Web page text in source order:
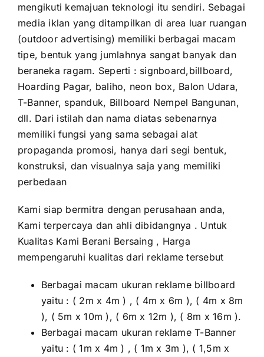
mengikuti kemajuan teknologi itu sendiri. Sebagai
media iklan yang ditampilkan di area luar ruangan
(outdoor advertising) memiliki berbagai macam
tipe, bentuk yang jumlahnya sangat banyak dan
beraneka ragam. Seperti : signboard,billboard,
Hoarding Pagar, baliho, neon box, Balon Udara,
T-Banner, spanduk, Billboard Nempel Bangunan,
dll. Dari istilah dan nama diatas sebenarnya
memiliki fungsi yang sama sebagai alat
propaganda promosi, hanya dari segi bentuk,
konstruksi, dan visualnya saja yang memiliki
perbedaan
Kami siap bermitra dengan perusahaan anda,
Kami terpercaya dan ahli dibidangnya . Untuk
Kualitas Kami Berani Bersaing , Harga
mempengaruhi kualitas dari reklame tersebut
Berbagai macam ukuran reklame billboard
yaitu : ( 2m x 4m ) , ( 4m x 6m ), ( 4m x 8m
), ( 5m x 10m ), ( 6m x 12m ), ( 8m x 16m ).
Berbagai macam ukuran reklame T-Banner
yaitu : ( 1m x 4m ) , ( 1m x 3m ), ( 1,5m x